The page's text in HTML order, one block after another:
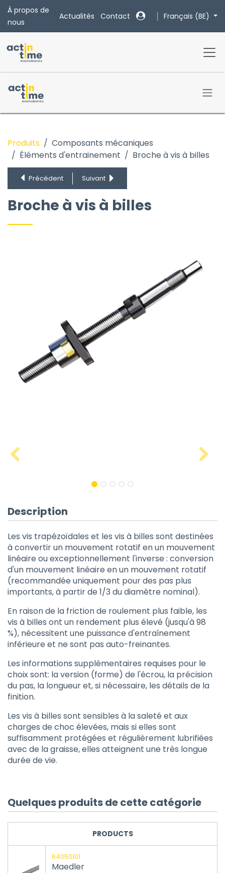
Se rendre au contenu
À propos de
nous
Actualités Contact Français (BE)
Broche à vis à billes
Vis sans fin
pignon et chaîne
Crémaillère et pignon
Produits
Composants mécaniques
Éléments d'entrainement
Broche à vis à billes
Précédent Suivant
Broche à vis à billes
Description
Les vis trapézoïdales et les vis à billes sont destinées
à convertir un mouvement rotatif en un mouvement
linéaire ou exceptionnellement l'inverse : conversion
d'un mouvement linéaire en un mouvement rotatif
(recommandée uniquement pour des pas plus
importants, à partir de 1/3 du diamètre nominal).
En raison de la friction de roulement plus faible, les
vis à billes ont un rendement plus élevé (jusqu'à 98
%), nécessitent une puissance d'entraînement
inférieure et ne sont pas auto-freinantes.
Les informations supplémentaires requises pour le
choix sont: la version (forme) de l'écrou, la précision
du pas, la longueur et, si nécessaire, les détails de la
finition.
Les vis à billes sont sensibles à la saleté et aux
charges de choc élevées, mais si elles sont
suffisamment protégées et régulièrement lubrifiées
avec de la graisse, elles atteignent une très longue
durée de vie.
Quelques produits de cette catégorie
PRODUCTS
64050101
Maedler